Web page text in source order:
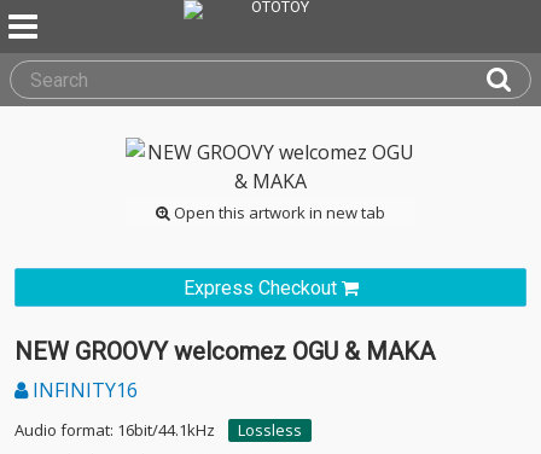
Open this artwork in new tab
Express Checkout
NEW GROOVY welcomez OGU & MAKA
INFINITY16
Audio format: 16bit/44.1kHz
Lossless